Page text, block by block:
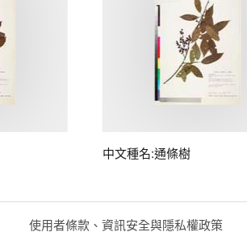
中文種名:通條樹
使用者條款、資訊安全與隱私權政策